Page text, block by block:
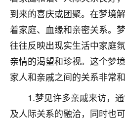
到来的喜庆或团聚。在梦境
着家庭、血缘和亲密关系。
往往反映出现实生活中家庭
亲情的渴望和珍视。这个梦
家人和亲戚之间的关系非常和
1.梦见许多亲戚来访，
及人际关系的融洽，同时也
我身体不太好，总是病病
问题，反正就是不舒服。
题，后来无意中看到有人
之后，心情豁然开朗，也
果问题。今年以来，身体
了，老师说境随心转，现
鹿森：是的，其实跟老
触，首先就是心态会变
不由人！